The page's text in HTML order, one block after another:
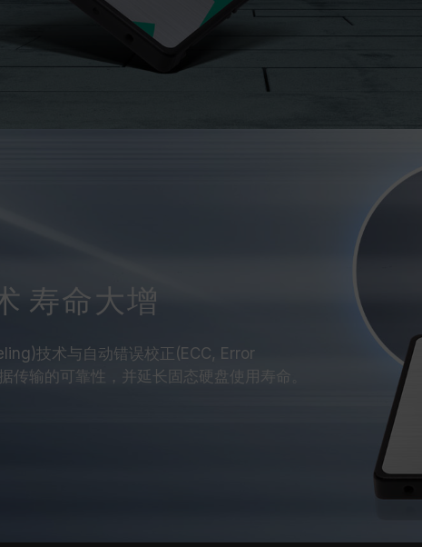
寿命大增
技术与自动错误校正(ECC, Error
输的可靠性，并延长固态硬盘使用寿命。